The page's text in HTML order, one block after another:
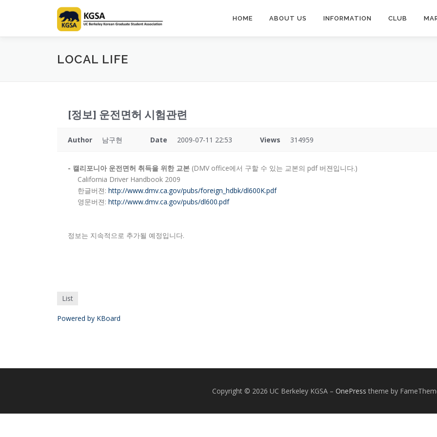
HOME ABOUT US INFORMATION CLUB
LOCAL LIFE
[정보] 운전면허 시험관련
Author 남구현 Date 2009-07-11 22:53 Views 314959
- 캘리포니아 운전면허 취득을 위한 교본 (DMV office에서 구할 수 있는 교본의 pdf 버젼입니다.)
California Driver Handbook 2009
한글버젼: http://www.dmv.ca.gov/pubs/foreign_hdbk/dl600K.pdf
영문버젼: http://www.dmv.ca.gov/pubs/dl600.pdf
정보는 지속적으로 추가될 예정입니다.
List
Powered by KBoard
Copyright © 2026 UC Berkeley KGSA – OnePress theme by